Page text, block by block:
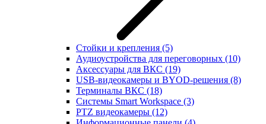
Стойки и крепления (5)
Аудиоустройства для переговорных (10)
Аксессуары для ВКС (19)
USB-видеокамеры и BYOD-решения (8)
Терминалы ВКС (18)
Системы Smart Workspace (3)
PTZ видеокамеры (12)